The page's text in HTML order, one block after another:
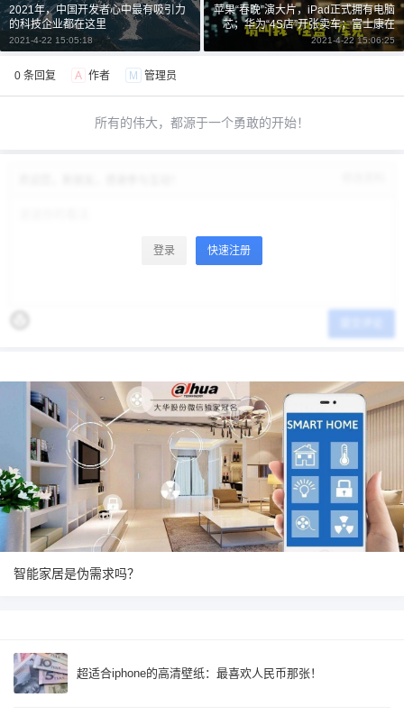
2021年，中国开发者心中最有吸引力
的科技企业都在这里
2021-4-22 15:05:18
苹果“春晚”演大片，iPad正式拥有电脑
芯；华为“4S店”开张卖车；富士康在
美百亿投资计划终“跳水”
2021-4-22 15:06:25
0 条回复 A 作者 M 管理员
所有的伟大，都源于一个勇敢的开始！
登录 快速注册
智能家居是伪需求吗？
超适合iphone的高清壁纸：最喜欢人民币那张！